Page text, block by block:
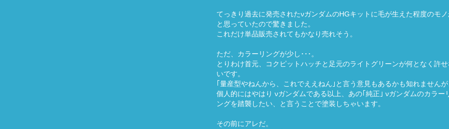
てっきり過去に発売されたνガンダムのHGキットに毛が生えた程度のモ
と思っていたので驚きました。
これだけ単品販売されてもかなり売れそう。
ただ、カラーリングが少し･･･。
とりわけ首元、コクピットハッチと足元のライトグリーンが何となく許せ
いです。
｢量産型やねんから、これでええねん｣と言う意見もあるかも知れませんが
個人的にはやはり νガンダムである以上、あの｢純正｣ νガンダムのカラー
ングを踏襲したい、と言うことで塗装しちゃいます。
その前にアレだ。